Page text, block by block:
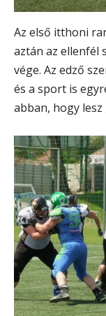
Az első itthoni
aztán az ellenfél
vége. Az edző
és a sport is
abban, hogy